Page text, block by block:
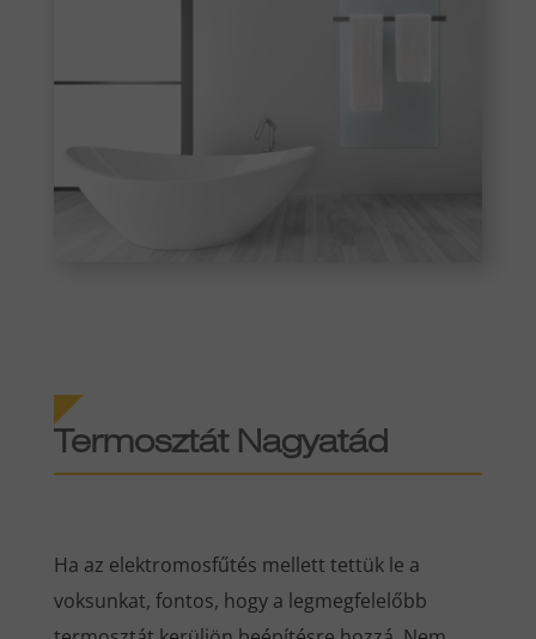
Termosztát Nagyatád
Ha az elektromosfűtés mellett tettük le a
voksunkat, fontos, hogy a legmegfelelőbb